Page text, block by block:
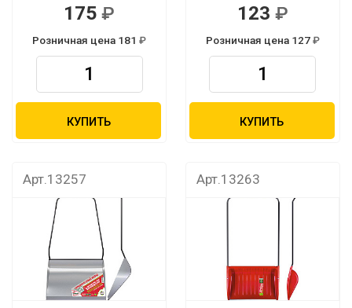
175
Розничная цена 181
КУПИТЬ
123
Розничная цена 127
КУПИТЬ
Арт.13257 Арт.13263